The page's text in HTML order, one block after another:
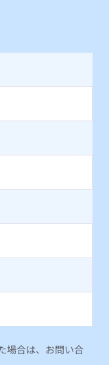
場合は、お問い合